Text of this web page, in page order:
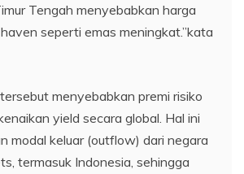
Tengah menyebabkan harga
seperti emas meningkat.”kata
menyebabkan premi risiko
yield secara global. Hal ini
modal keluar (outflow) dari negara
termasuk Indonesia, sehingga